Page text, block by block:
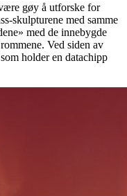
gøy å utforske for
skulpturene med samme
med de innebygde
Ved siden av
holder en datachipp